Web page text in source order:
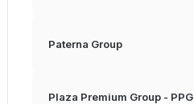
Paterna Group
Plaza Premium Group - PPG